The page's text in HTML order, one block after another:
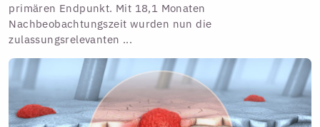
primären Endpunkt. Mit 18,1 Monaten
Nachbeobachtungszeit wurden nun die
zulassungsrelevanten ...